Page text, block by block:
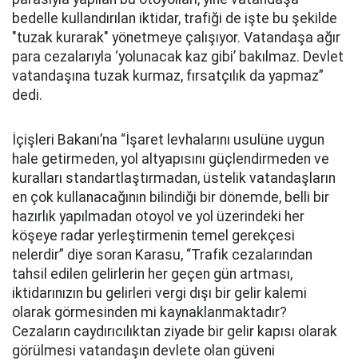
bedelle kullandırılan iktidar, trafiği de işte bu şekilde
"tuzak kurarak" yönetmeye çalışıyor. Vatandaşa ağır
para cezalarıyla ‘yolunacak kaz gibi’ bakılmaz. Devlet
vatandaşına tuzak kurmaz, fırsatçılık da yapmaz”
dedi.
İçişleri Bakanı’na “İşaret levhalarını usulüne uygun
hale getirmeden, yol altyapısını güçlendirmeden ve
kuralları standartlaştırmadan, üstelik vatandaşların
en çok kullanacağının bilindiği bir dönemde, belli bir
hazırlık yapılmadan otoyol ve yol üzerindeki her
köşeye radar yerleştirmenin temel gerekçesi
nelerdir” diye soran Karasu, “Trafik cezalarından
tahsil edilen gelirlerin her geçen gün artması,
iktidarınızın bu gelirleri vergi dışı bir gelir kalemi
olarak görmesinden mi kaynaklanmaktadır?
Cezaların caydırıcılıktan ziyade bir gelir kapısı olarak
görülmesi vatandaşın devlete olan güveni